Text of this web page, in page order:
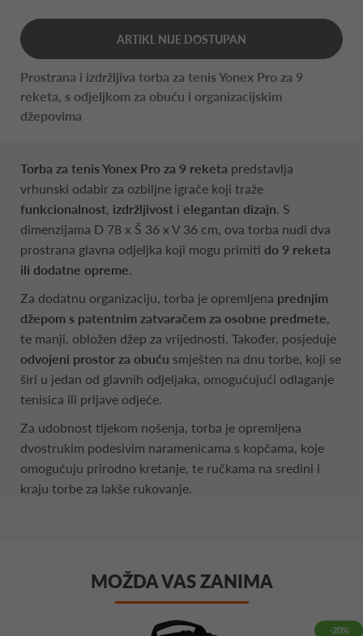
ARTIKL NIJE DOSTUPAN
Prostrana i izdržljiva torba za tenis Yonex Pro za 9
reketa, s odjeljkom za obuću i organizacijskim
džepovima
Torba za tenis Yonex Pro za 9 reketa predstavlja
vrhunski odabir za ozbiljne igrače koji traže
funkcionalnost, izdržljivost i elegantan dizajn. S
dimenzijama D 78 x Š 36 x V 36 cm, ova torba nudi dva
prostrana glavna odjeljka koji mogu primiti do 9 reketa
ili dodatne opreme.
Za dodatnu organizaciju, torba je opremljena prednjim
džepom s patentnim zatvaračem za osobne predmete,
te manji, obložen džep za vrijednosti. Također, posjeduje
odvojeni prostor za obuću smješten na dnu torbe, koji se
širi u jedan od glavnih odjeljaka, omogućujući odlaganje
tenisica ili prljave odjeće.
Za udobnost tijekom nošenja, torba je opremljena
dvostrukim podesivim naramenicama s kopčama, koje
omogućuju prirodno kretanje, te ručkama na sredini i
kraju torbe za lakše rukovanje.
MOŽDA VAS ZANIMA
-20%